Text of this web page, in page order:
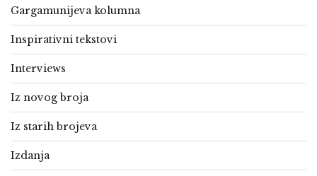
Gargamunijeva kolumna
Inspirativni tekstovi
Interviews
Iz novog broja
Iz starih brojeva
Izdanja